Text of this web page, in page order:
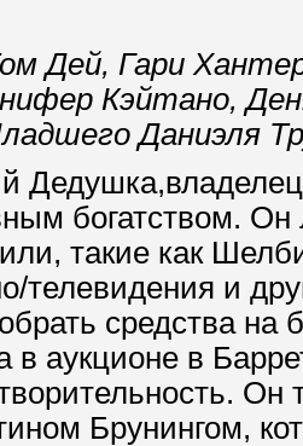
Дей, Гари
Кэйтано,
Даниэля
богатством.
такие как
телевидения и
средства на
в аукционе в
Брунингом,